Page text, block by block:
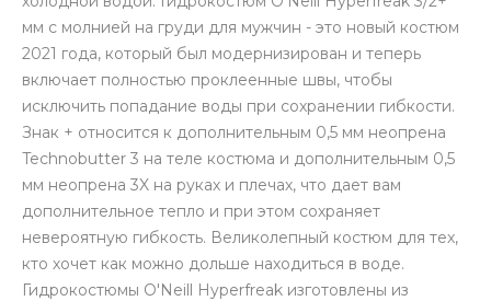
мм с молнией на груди для мужчин - это новый костюм
2021 года, который был модернизирован и теперь
включает полностью проклеенные швы, чтобы
исключить попадание воды при сохранении гибкости.
Знак + относится к дополнительным 0,5 мм неопрена
Technobutter 3 на теле костюма и дополнительным 0,5
мм неопрена 3X на руках и плечах, что дает вам
дополнительное тепло и при этом сохраняет
невероятную гибкость. Великолепный костюм для тех,
кто хочет как можно дольше находиться в воде.
Гидрокостюмы O'Neill Hyperfreak изготовлены из